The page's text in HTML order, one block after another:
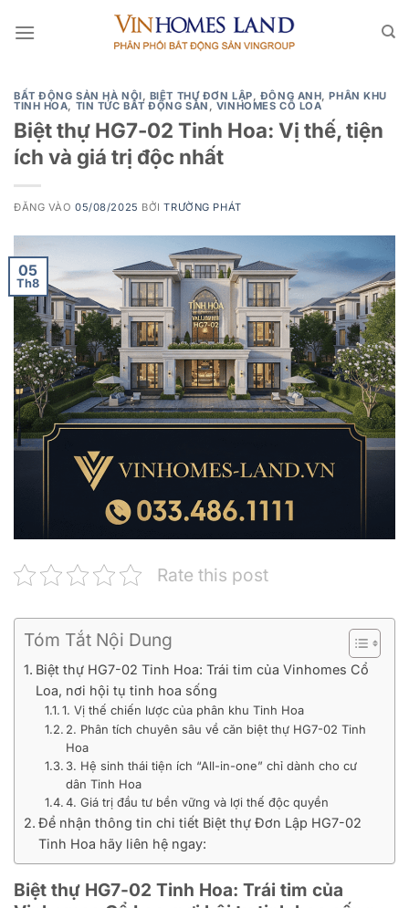
qua
BẤT ĐỘNG SẢN HÀ NỘI, BIỆT THỰ ĐƠN LẬP, ĐÔNG ANH,PHÂN KHU
TINH HOA, TIN TỨC BẤT ĐỘNG SẢN , VINHOMES CỔ LOA
Biệt thự HG7-02 Tinh Hoa: Vị thế, tiện
ích và giá trị độc nhất
ĐĂNG VÀO05/08/2025 BỞITRƯỜNG PHÁT
05
Th8
Rate this post
Tóm Tắt Nội Dung
Biệt thự HG7-02 Tinh Hoa: Trái tim của Vinhomes Cổ
Loa, nơi hội tụ tinh hoa sống
1. Vị thế chiến lược của phân khu Tinh Hoa
2. Phân tích chuyên sâu về căn biệt thự HG7-02 Tinh
Hoa
3. Hệ sinh thái tiện ích “All-in-one” chỉ dành cho cư
dân Tinh Hoa
4. Giá trị đầu tư bền vững và lợi thế độc quyền
Để nhận thông tin chi tiết Biệt thự Đơn Lập HG7-02
Tinh Hoa hãy liên hệ ngay:
Biệt thự HG7-02 Tinh Hoa: Trái tim của